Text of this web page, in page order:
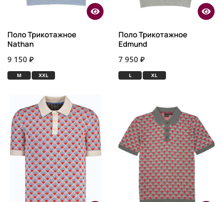
Поло Трикотажное
Nathan
9 150 ₽
M XXL
Поло Трикотажное
Edmund
7 950 ₽
L XL